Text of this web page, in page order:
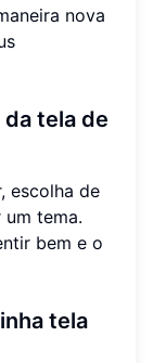
nova
tela de
escolha de
tema.
bem e o
tela